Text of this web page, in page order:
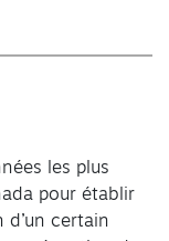
les plus
pour établir
d’un certain